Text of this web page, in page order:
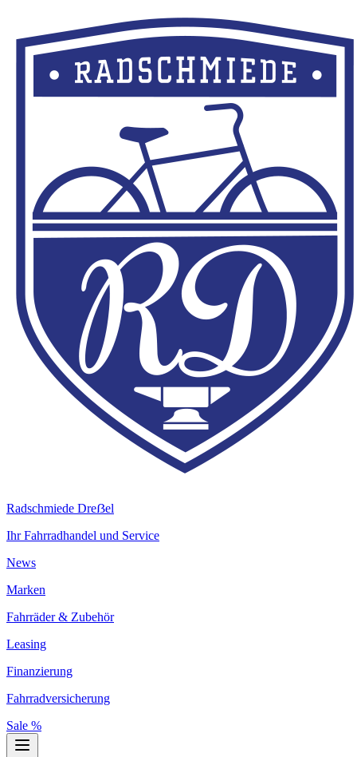
Radschmiede Dreẞel
Ihr Fahrradhandel und Service
News
Marken
Fahrräder & Zubehör
Leasing
Finanzierung
Fahrradversicherung
Sale %